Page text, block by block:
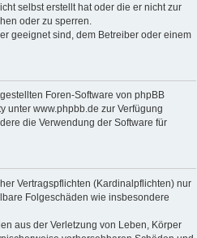
selbst erstellt hat oder die er nicht zur
oder zu sperren.
geeignet sind, dem Betreiber oder einem
Foren-Software von phpBB
unter www.phpbb.de zur Verfügung
die Verwendung der Software für
Vertragspflichten (Kardinalpflichten) nur
Folgeschäden wie insbesondere
aus der Verletzung von Leben, Körper